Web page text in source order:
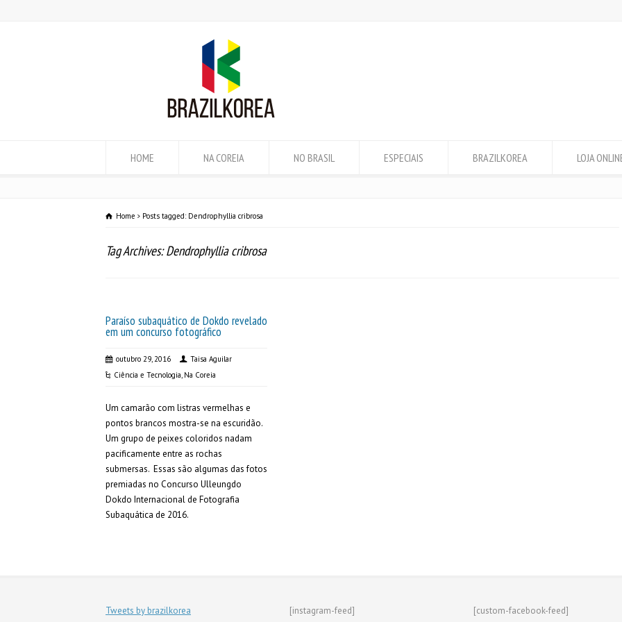
HOME NA COREIA NO BRASIL ESPECIAIS BRAZILKOREA LOJA
Home Posts tagged: Dendrophyllia cribrosa
Tag Archives: Dendrophyllia cribrosa
Paraíso subaquático de Dokdo revelado
em um concurso fotográfico
outubro 29, 2016
Taisa Aguilar
Ciência e Tecnologia, Na Coreia
Um camarão com listras vermelhas e
pontos brancos mostra-se na escuridão.
Um grupo de peixes coloridos nadam
pacificamente entre as rochas
submersas. Essas são algumas das fotos
premiadas no Concurso Ulleungdo
Dokdo Internacional de Fotografia
Subaquática de 2016.
Tweets by brazilkorea [instagram-feed] [custom-facebook-feed]